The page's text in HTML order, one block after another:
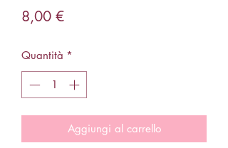
8,00 €Prezzo
Quantità *
Aggiungi al carrello